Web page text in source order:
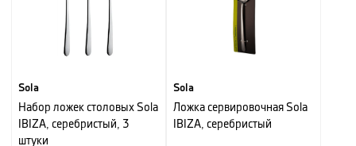
Sola
Набор ложек столовых Sola
IBIZA, серебристый, 3
штуки
Sola
Ложка сервировочная Sola
IBIZA, серебристый